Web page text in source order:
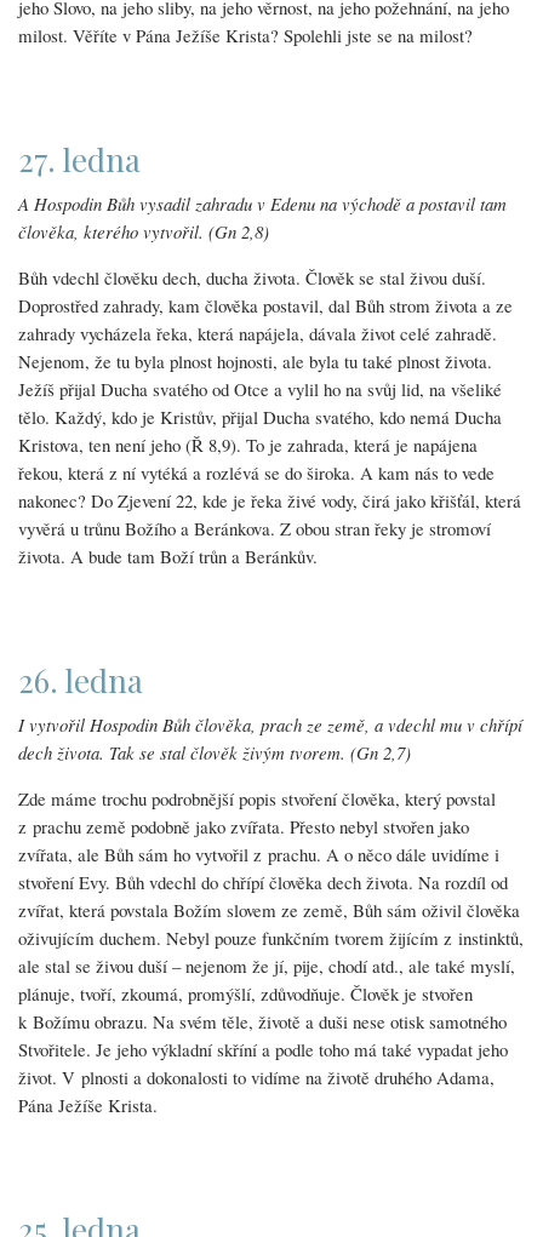
jeho Slovo, na jeho sliby, na jeho věrnost, na jeho požehnání, na jeho
milost. Věříte v Pána Ježíše Krista? Spolehli jste se na milost?
27. ledna
A Hospodin Bůh vysadil zahradu v Edenu na východě a postavil tam
člověka, kterého vytvořil. (Gn 2,8)
Bůh vdechl člověku dech, ducha života. Člověk se stal živou duší.
Doprostřed zahrady, kam člověka postavil, dal Bůh strom života a ze
zahrady vycházela řeka, která napájela, dávala život celé zahradě.
Nejenom, že tu byla plnost hojnosti, ale byla tu také plnost života.
Ježíš přijal Ducha svatého od Otce a vylil ho na svůj lid, na všeliké
tělo. Každý, kdo je Kristův, přijal Ducha svatého, kdo nemá Ducha
Kristova, ten není jeho (Ř 8,9). To je zahrada, která je napájena
řekou, která z ní vytéká a rozlévá se do široka. A kam nás to vede
nakonec? Do Zjevení 22, kde je řeka živé vody, čirá jako křišťál, která
vyvěrá u trůnu Božího a Beránkova. Z obou stran řeky je stromoví
života. A bude tam Boží trůn a Beránkův.
26. ledna
I vytvořil Hospodin Bůh člověka, prach ze země, a vdechl mu v chřípí
dech života. Tak se stal člověk živým tvorem. (Gn 2,7)
Zde máme trochu podrobnější popis stvoření člověka, který povstal
z prachu země podobně jako zvířata. Přesto nebyl stvořen jako
zvířata, ale Bůh sám ho vytvořil z prachu. A o něco dále uvidíme i
stvoření Evy. Bůh vdechl do chřípí člověka dech života. Na rozdíl od
zvířat, která povstala Božím slovem ze země, Bůh sám oživil člověka
oživujícím duchem. Nebyl pouze funkčním tvorem žijícím z instinktů,
ale stal se živou duší – nejenom že jí, pije, chodí atd., ale také myslí,
plánuje, tvoří, zkoumá, promýšlí, zdůvodňuje. Člověk je stvořen
k Božímu obrazu. Na svém těle, životě a duši nese otisk samotného
Stvořitele. Je jeho výkladní skříní a podle toho má také vypadat jeho
život. V plnosti a dokonalosti to vidíme na životě druhého Adama,
Pána Ježíše Krista.